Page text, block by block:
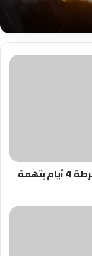
حبس معاون مباحث المقطم وأمين شرطة 4 أيام بتهمة